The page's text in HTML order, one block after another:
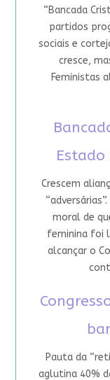
“Bancada
partidos
sociais e
cresce,
Feministas
Crescem
moral de
feminina foi
alcançar o
Pauta da
aglutina 40%